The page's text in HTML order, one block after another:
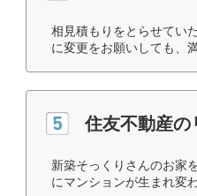
相見積もりをとらせてい
に変更をお願いしても、
住友不動産の
新築そっくりさんのお家
にマンションが生まれ変